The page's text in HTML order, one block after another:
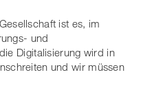
ist es, im
und
Digitalisierung wird in
und wir müssen